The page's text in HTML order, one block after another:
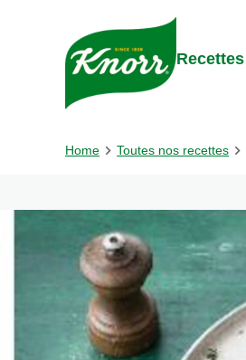
Skip to:
Recettes
Home Toutes nos recettes